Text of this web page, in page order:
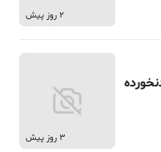
2 روز پیش
3 روز پیش